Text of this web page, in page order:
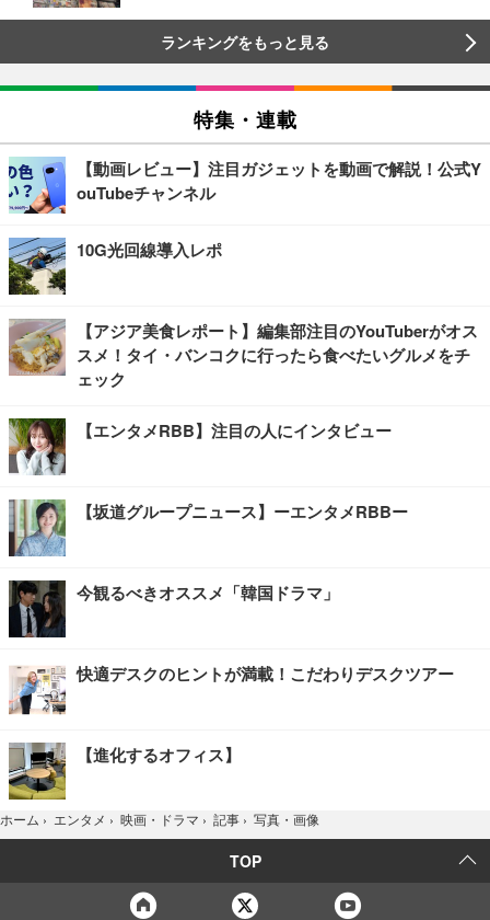
ランキングをもっと見る
特集・連載
【動画レビュー】注目ガジェットを動画で解説！公式Y
ouTubeチャンネル
10G光回線導入レポ
【アジア美食レポート】編集部注目のYouTuberがオス
スメ！タイ・バンコクに行ったら食べたいグルメをチ
ェック
【エンタメRBB】注目の人にインタビュー
【坂道グループニュース】ーエンタメRBBー
今観るべきオススメ「韓国ドラマ」
快適デスクのヒントが満載！こだわりデスクツアー
【進化するオフィス】
ホーム › エンタメ › 映画・ドラマ › 記事 › 写真・画像
TOP